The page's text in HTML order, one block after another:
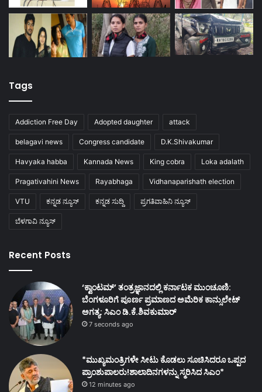
Tags
Addiction Free Day Adopted daughter attack
belagavi news Congress candidate D.K.Shivakumar
Havyaka habba Kannada News King cobra Loka adalath
Pragativahini News Rayabhaga Vidhanaparishath election
VTU ಕನ್ನಡ ನ್ಯೂಸ್ ಕನ್ನಡ ಸುದ್ದಿ ಪ್ರಗತಿವಾಹಿನಿ ನ್ಯೂಸ್
ಬೆಳಗಾವಿ ನ್ಯೂಸ್
Recent Posts
‘ಕ್ವಾಂಟಮ್’ ತಂತ್ರಜ್ಞಾನದಲ್ಲಿ ಕರ್ನಾಟಕ ಮುಂಚೂಣಿ:
ಬೆಂಗಳೂರಿಗೆ ಪೂರ್ಣ ಪ್ರಮಾಣದ ಅಮೆರಿಕ ಕಾನ್ಸುಲೇಟ್
ಅಗತ್ಯ: ಸಿಎಂ ಡಿ.ಕೆ.ಶಿವಕುಮಾರ್
7 seconds ago
*ಮುಖ್ಯಮಂತ್ರಿಗಳೇ ಸೀಟು ಕೊಡಲು ಸೂಚಿಸಿದರೂ ಒಪ್ಪದ
ಪ್ರಾಂಶುಪಾಲರು!ಶಾಲಾದಿನಗಳನ್ನು ಸ್ಮರಿಸಿದ ಸಿಎಂ*
12 minutes ago